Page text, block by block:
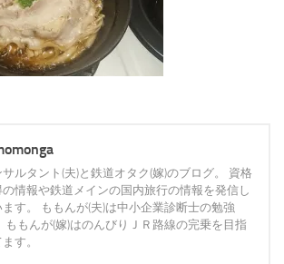
サルタント(夫)と鉄道オタク(嫁)のブログ。 資格
の情報や鉄道メインの国内旅行の情報を発信し
す。 ももんが(夫)は中小企業診断士の勉強
ももんが(嫁)はのんびりＪＲ路線の完乗を目指
す。